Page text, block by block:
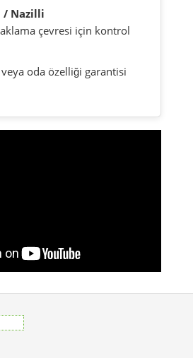
/ Nazilli
çevresi için kontrol
oda özelliği garantisi